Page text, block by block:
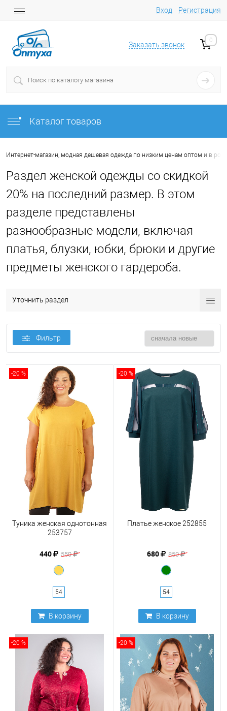
Вход Регистрация
Заказать звонок
0
Каталог товаров
Интернет-магазин, модная дешевая одежда по низким ценам оптом и в
Раздел женской одежды со скидкой
20% на последний размер. В этом
разделе представлены
разнообразные модели, включая
платья, блузки, юбки, брюки и другие
предметы женского гардероба.
Уточнить раздел
Фильтр
-20 %
Туника женская однотонная
253757
440 550
54
В корзину
-20 %
Платье женское 252855
680 850
54
В корзину
-20 % -20 %